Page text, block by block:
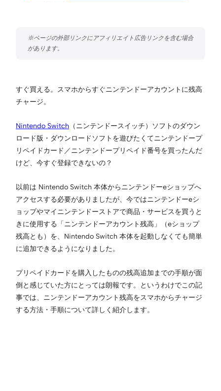
すぐ買える。スマホからすぐニンテンドーアカウントに残高
チャージ。
Nintendo Switch （ニンテンドースイッチ）ソフトのダウン
ロード版・ダウンロードソフトを遊びたくてニンテンドープ
リペイドカード／ニンテンドープリペイド番号を買ったんだ
けど、今すぐ登録できないの？
以前は Nintendo Switch 本体からニンテンドーeショップへ
アクセスする必要がありましたが、今ではニンテンドーeシ
ョップやマイニンテンドーストアで商品・サービスを買うと
きに使用する「ニンテンドーアカウント残高」（eショップ
残高とも）を、Nintendo Switch 本体を起動しなくても簡単
に追加できるようになりました。
プリペイドカードを購入したものの残高追加までの手順が面
倒と感じていた方にとっては朗報です。というわけでこの記
事では、ニンテンドーアカウント残高をスマホからチャージ
する方法・手順について詳しく紹介します。